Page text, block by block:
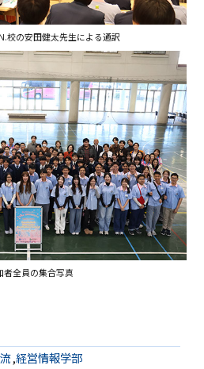
校の安田健太先生による通訳
者全員の集合写真
,経営情報学部